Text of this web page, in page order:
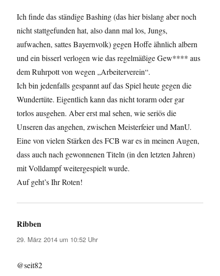
Ich finde das ständige Bashing (das hier bislang aber noch
nicht stattgefunden hat, also dann mal los, Jungs,
aufwachen, sattes Bayernvolk) gegen Hoffe ähnlich albern
und ein bisserl verlogen wie das regelmäßige Gew**** aus
dem Ruhrpott von wegen „Arbeiterverein“.
Ich bin jedenfalls gespannt auf das Spiel heute gegen die
Wundertüte. Eigentlich kann das nicht torarm oder gar
torlos ausgehen. Aber erst mal sehen, wie seriös die
Unseren das angehen, zwischen Meisterfeier und ManU.
Eine von vielen Stärken des FCB war es in meinen Augen,
dass auch nach gewonnenen Titeln (in den letzten Jahren)
mit Volldampf weitergespielt wurde.
Auf geht’s Ihr Roten!
Ribben
29. März 2014 um 10:52 Uhr
@seit82